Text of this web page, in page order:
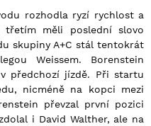
rozhodla ryzí rychlost a
měli poslední slovo
skupiny A+C stál tentokrát
Weissem. Borenstein
předchozí jízdě. Při startu
nicméně na kopci mezi
převzal první pozici
i David Walther, ale na